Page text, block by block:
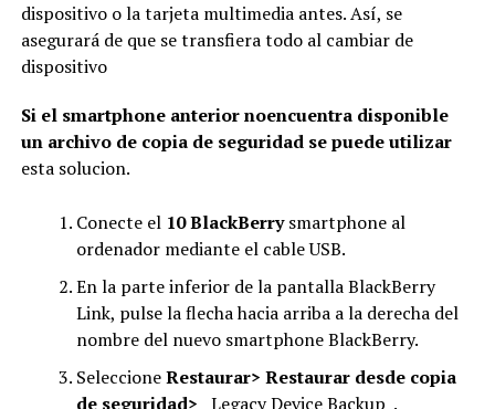
dispositivo o la tarjeta multimedia antes. Así, se
asegurará de que se transfiera todo al cambiar de
dispositivo
Si el smartphone anterior noencuentra disponible
un archivo de copia de seguridad se puede utilizar
esta solucion.
Conecte el 10 BlackBerrysmartphone al
ordenador mediante el cable USB.
En la parte inferior de la pantalla BlackBerry
Link, pulse la flecha hacia arriba a la derecha del
nombre del nuevo smartphone BlackBerry.
SeleccioneRestaurar> Restaurar desde copia
de seguridad> Legacy Device Backup .